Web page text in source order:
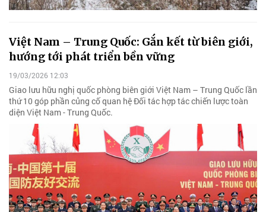
Việt Nam – Trung Quốc: Gắn kết từ biên giới,
hướng tới phát triển bền vững
19/03/2026 12:03
Giao lưu hữu nghị quốc phòng biên giới Việt Nam – Trung Quốc lần
thứ 10 góp phần củng cố quan hệ Đối tác hợp tác chiến lược toàn
diện Việt Nam - Trung Quốc.